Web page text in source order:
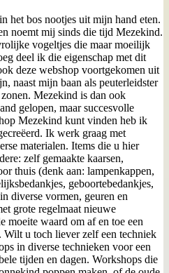
het bos nootjes uit mijn hand eten.
noemt mij sinds die tijd Mezekind.
vogeltjes die maar moeilijk
deel ik die eigenschap met dit
deze webshop voortgekomen uit
naast mijn baan als peuterleidster
Mezekind is dan ook
gelopen, maar succesvolle
Mezekind kunt vinden heb ik
Ik werk graag met
materialen. Items die u hier
zelf gemaakte kaarsen,
thuis (denk aan: lampenkappen,
geboortebedankjes,
diverse vormen, geuren en
grote regelmaat nieuwe
moeite waard om af en toe een
u toch liever zelf een techniek
in diverse technieken voor een
tijden en dagen. Workshops die